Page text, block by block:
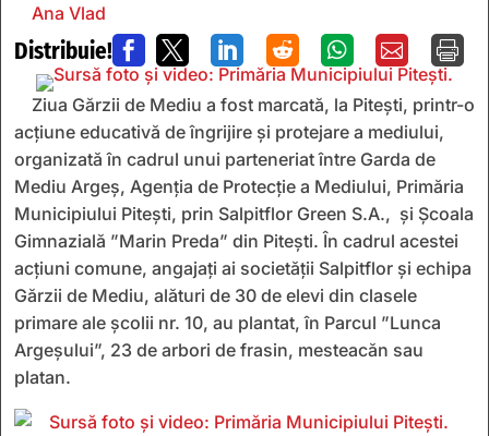
Ana Vlad
Distribuie!       
Ziua Gărzii de Mediu a fost marcată, la Pitești, printr-o
acțiune educativă de îngrijire și protejare a mediului,
organizată în cadrul unui parteneriat între Garda de
Mediu Argeș, Agenția de Protecție a Mediului, Primăria
Municipiului Pitești, prin Salpitflor Green S.A., și Școala
Gimnazială ”Marin Preda” din Pitești. În cadrul acestei
acțiuni comune, angajați ai societății Salpitflor și echipa
Gărzii de Mediu, alături de 30 de elevi din clasele
primare ale școlii nr. 10, au plantat, în Parcul ”Lunca
Argeșului”, 23 de arbori de frasin, mesteacăn sau
platan.